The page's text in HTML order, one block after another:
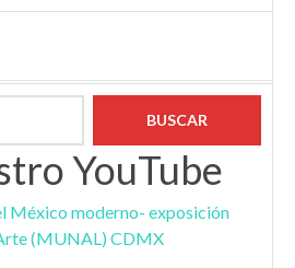
YouTube
México moderno- exposición
(MUNAL) CDMX